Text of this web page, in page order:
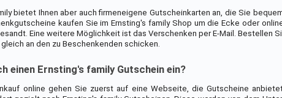
bietet Ihnen aber auch firmeneigene Gutscheinkarten an, die Sie
kaufen Sie im Ernsting's family Shop um die Ecke oder
Eine weitere Möglichkeit ist das Verschenken per E-Mail. Bestellen
an den zu Beschenkenden schicken.
einen Ernsting's family Gutschein ein?
online gehen Sie zuerst auf eine Webseite, die Gutscheine